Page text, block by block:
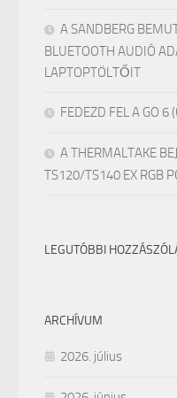
A SANDBERG
BLUETOOTH AUDIÓ
LAPTOPTÖLTŐIT
FEDEZD FEL A GO 6
A THERMALTAKE
TS120/TS140 EX RGB
LEGUTÓBBI
ARCHÍVUM
2026. július